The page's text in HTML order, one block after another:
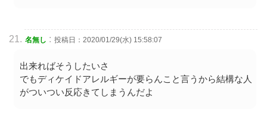
名無し : 投稿日：2020/01/29(水) 15:58:07
出来ればそうしたいさ
でもディケイドアレルギーが要らんこと言うから結構な人
がついつい反応きてしまうんだよ